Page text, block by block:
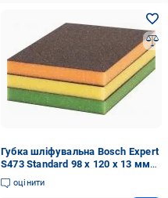
Губка шліфувальна Bosch Expert
S473 Standard 98 x 120 x 13 мм
M/F/SF 3 шт 2608901176
оцінити